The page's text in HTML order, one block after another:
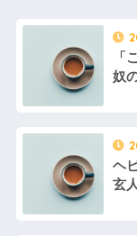
姉は馬鹿。初めて外
ソスタに給油に行っ
やガラスにガソリン
ルの馬鹿
私には車いすの友人
だけど、無給で尽くす
妻の実家の前を通
きな穴が。びっくりし
と穴の中に嫁がいて...
コネで中途採用さ
の息子、常識がないど
チヤバい奴
奴
ヘ
玄